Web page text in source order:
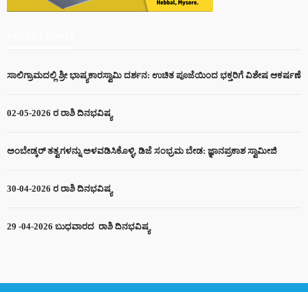
ಸಾಲಿಗ್ರಾಮದಲ್ಲಿ ಶ್ರೀ ಭಾಷ್ಯಕಾರಸ್ವಾಮಿ ದರ್ಶನ: ಉಚಿತ ಪೂಜೆಯಿಂದ ಭಕ್ತರಿಗೆ ವಿಶೇಷ ಆಕರ್ಷಣೆ
02-05-2026 ರ ರಾಶಿ ದಿನಭವಿಷ್ಯ
ಅಂಬೇಡ್ಕರ್ ತತ್ವಗಳನ್ನು ಅಳವಡಿಸಿಕೊಳ್ಳಿ, ಡಿಜೆ ಸಂಭ್ರಮ ಬೇಡ: ಜ್ಞಾನಪ್ರಕಾಶ ಸ್ವಾಮೀಜಿ
30-04-2026 ರ ರಾಶಿ ದಿನಭವಿಷ್ಯ
29 -04-2026 ಬುಧವಾರದ ರಾಶಿ ದಿನಭವಿಷ್ಯ